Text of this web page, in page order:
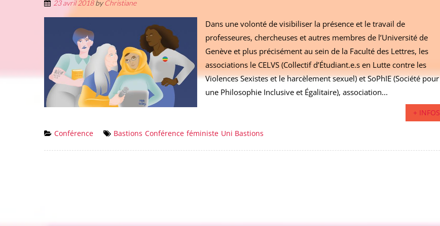
23 avril 2018byChristiane
Dans une volonté de visibiliser la présence et le travail de
professeures, chercheuses et autres membres de l’Université de
Genève et plus précisément au sein de la Faculté des Lettres, les
associations le CELVS (Collectif d’Étudiant.e.s en Lutte contre les
Violences Sexistes et le harcèlement sexuel) et SoPhIE (Société pour
une Philosophie Inclusive et Égalitaire), association...
+ INFOS
Conférence Bastions Conférence féministe Uni Bastions